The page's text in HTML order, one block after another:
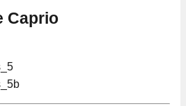
Caprio